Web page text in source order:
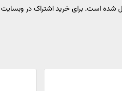
اشتراک‌های 1، 3 و 6 ماهه و 1 ساله اعمال شده است. برای خرید